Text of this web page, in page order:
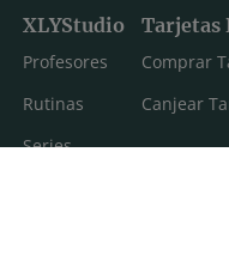
XLYStudio
Profesores
Rutinas
Series
Tarjetas
Comprar
Canjear